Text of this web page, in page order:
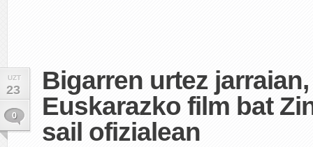
UZT
23
0
Bigarren urtez jarraian,
Euskarazko film bat
sail ofizialean